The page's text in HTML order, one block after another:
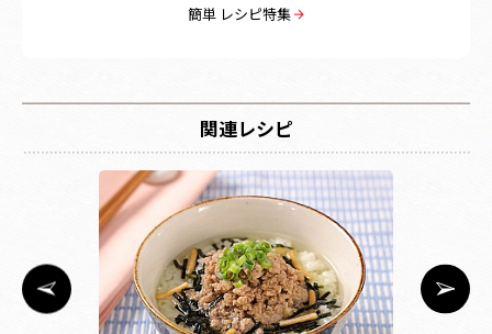
簡単 レシピ特集
関連レシピ